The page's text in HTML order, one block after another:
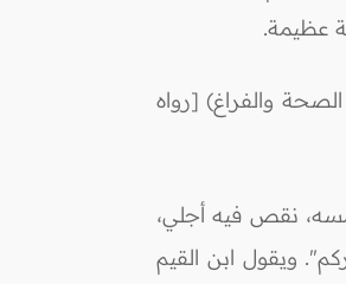
والفراغ) [رواه
نقص فيه أجلي،
ويقول ابن القيم